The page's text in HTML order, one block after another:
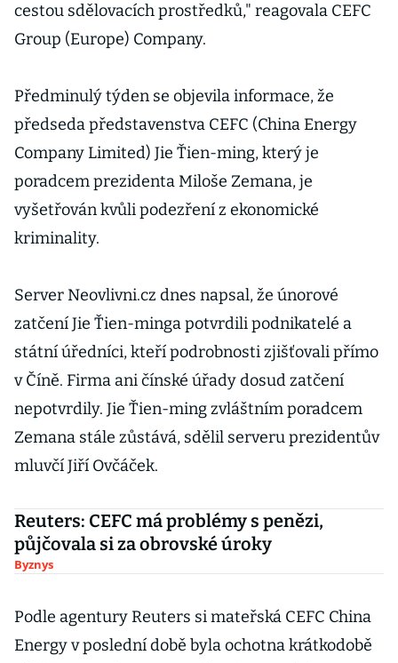
cestou sdělovacích prostředků," reagovala CEFC
Group (Europe) Company.
Předminulý týden se objevila informace, že
předseda představenstva CEFC (China Energy
Company Limited) Jie Ťien-ming, který je
poradcem prezidenta Miloše Zemana, je
vyšetřován kvůli podezření z ekonomické
kriminality.
Server Neovlivni.cz dnes napsal, že únorové
zatčení Jie Ťien-minga potvrdili podnikatelé a
státní úředníci, kteří podrobnosti zjišťovali přímo
v Číně. Firma ani čínské úřady dosud zatčení
nepotvrdily. Jie Ťien-ming zvláštním poradcem
Zemana stále zůstává, sdělil serveru prezidentův
mluvčí Jiří Ovčáček.
Reuters: CEFC má problémy s penězi,
půjčovala si za obrovské úroky
Byznys
Podle agentury Reuters si mateřská CEFC China
Energy v poslední době byla ochotna krátkodobě